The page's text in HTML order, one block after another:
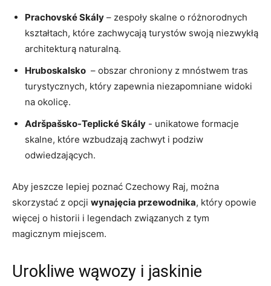
Prachovské ⁢Skály – zespoły⁢ skalne o różnorodnych
kształtach, które zachwycają turystów swoją niezwykłą
architekturą naturalną.
Hruboskalsko ⁢ – obszar⁤ chroniony z​ mnóstwem tras
turystycznych, ⁤który zapewnia niezapomniane widoki
na ‍okolicę.
Adršpašsko-Teplické Skály -⁤ unikatowe formacje
skalne, które⁢ wzbudzają zachwyt ⁤i⁤ podziw
⁣odwiedzających.
Aby jeszcze lepiej⁣ poznać Czechowy Raj, można
skorzystać z⁤ opcji wynajęcia ⁣przewodnika,⁤ który⁣ opowie‌
więcej o historii i legendach związanych z tym
magicznym miejscem.
Urokliwe wąwozy i ⁢jaskinie